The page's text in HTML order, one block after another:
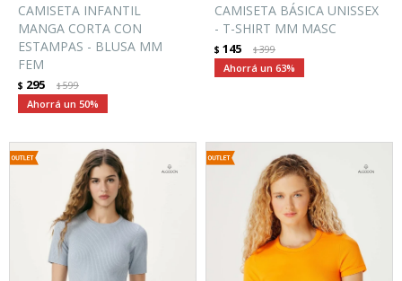
CAMISETA INFANTIL
MANGA CORTA CON
ESTAMPAS - BLUSA MM
FEM
$ 295 $599
50
CAMISETA BÁSICA UNISSEX
- T-SHIRT MM MASC
$ 145 $399
63